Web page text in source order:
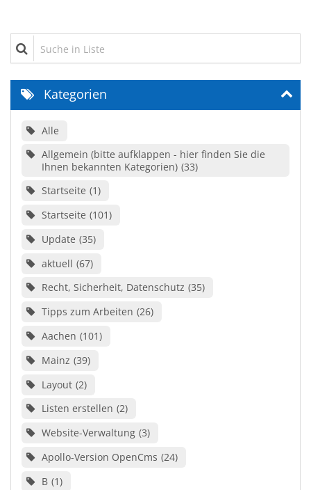
Suche in Liste
Kategorien
Alle
Allgemein (bitte aufklappen - hier finden Sie die
Ihnen bekannten Kategorien) 33
Startseite 1
Startseite 101
Update 35
aktuell 67
Recht, Sicherheit, Datenschutz 35
Tipps zum Arbeiten 26
Aachen 101
Mainz 39
Layout 2
Listen erstellen 2
Website-Verwaltung 3
Apollo-Version OpenCms 24
B 1